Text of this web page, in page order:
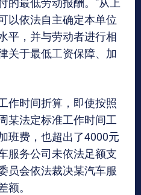
以依法自主确定本单位
平，并与劳动者进行相
关于最低工资保障、加
作时间折算，即使按照
某法定标准工作时间工
班费，也超出了4000元
服务公司未依法足额支
员会依法裁决某汽车服
。